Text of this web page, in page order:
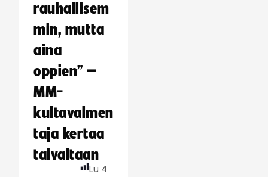
rauhallisem
min, mutta
aina
oppien” –
MM-
kultavalmen
taja kertaa
taivaltaan
Lu 4